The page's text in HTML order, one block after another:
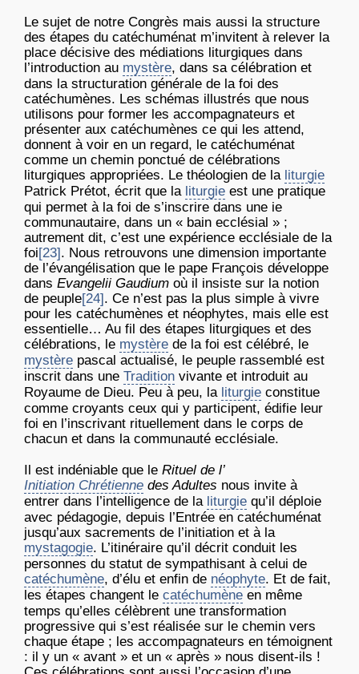
Le sujet de notre Congrès mais aussi la structure
des étapes du catéchuménat m’invitent à relever la
place décisive des médiations liturgiques dans
l’introduction au mystère, dans sa célébration et
dans la structuration générale de la foi des
catéchumènes. Les schémas illustrés que nous
utilisons pour former les accompagnateurs et
présenter aux catéchumènes ce qui les attend,
donnent à voir en un regard, le catéchuménat
comme un chemin ponctué de célébrations
liturgiques appropriées. Le théologien de la liturgie
Patrick Prétot, écrit que la liturgie est une pratique
qui permet à la foi de s’inscrire dans une ie
communautaire, dans un « bain ecclésial » ;
autrement dit, c’est une expérience ecclésiale de la
foi[23] . Nous retrouvons une dimension importante
de l’évangélisation que le pape François développe
dans Evangelii Gaudium où il insiste sur la notion
de peuple[24] . Ce n’est pas la plus simple à vivre
pour les catéchumènes et néophytes, mais elle est
essentielle… Au fil des étapes liturgiques et des
célébrations, le mystère de la foi est célébré, le
mystère pascal actualisé, le peuple rassemblé est
inscrit dans une Tradition vivante et introduit au
Royaume de Dieu. Peu à peu, la liturgie constitue
comme croyants ceux qui y participent, édifie leur
foi en l’inscrivant rituellement dans le corps de
chacun et dans la communauté ecclésiale.
Il est indéniable que le Rituel de l’
Initiation Chrétienne des Adultes nous invite à
entrer dans l’intelligence de la liturgie qu’il déploie
avec pédagogie, depuis l’Entrée en catéchuménat
jusqu’aux sacrements de l’initiation et à la
mystagogie. L’itinéraire qu’il décrit conduit les
personnes du statut de sympathisant à celui de
catéchumène, d’élu et enfin de néophyte. Et de fait,
les étapes changent le catéchumène en même
temps qu’elles célèbrent une transformation
progressive qui s’est réalisée sur le chemin vers
chaque étape ; les accompagnateurs en témoignent
: il y un « avant » et un « après » nous disent-ils !